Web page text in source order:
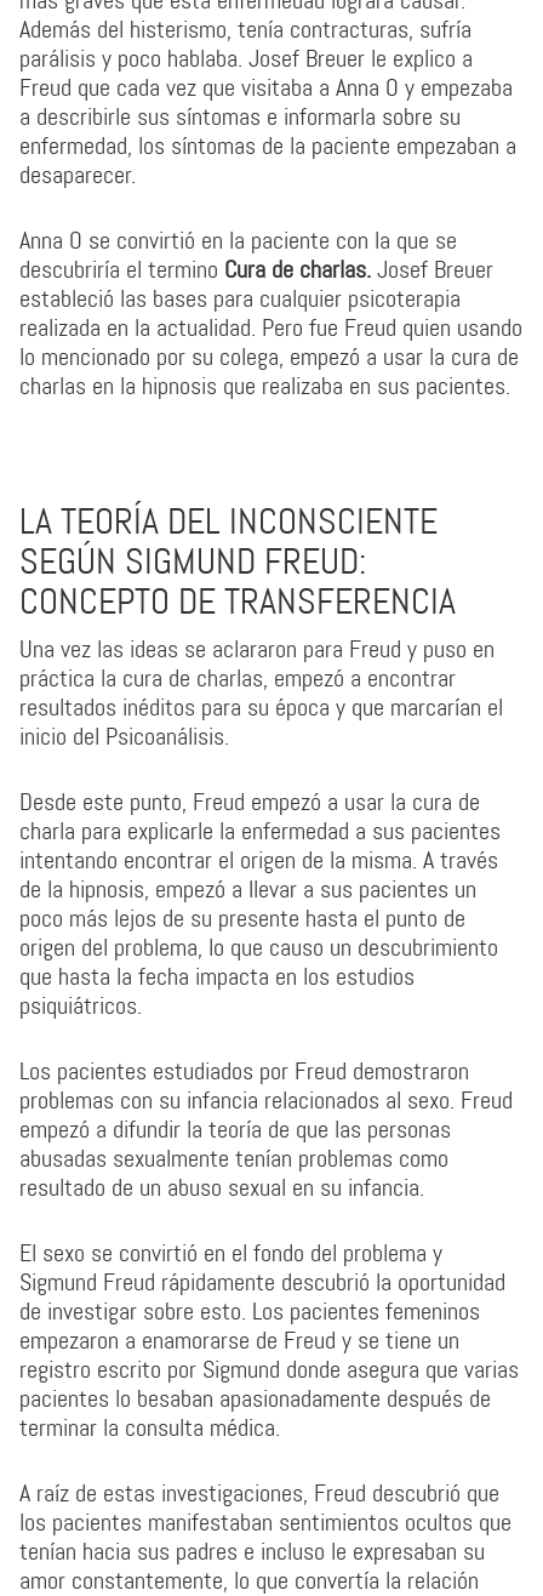
Además del histerismo, tenía contracturas, sufría
parálisis y poco hablaba. Josef Breuer le explico a
Freud que cada vez que visitaba a Anna O y empezaba
a describirle sus síntomas e informarla sobre su
enfermedad, los síntomas de la paciente empezaban a
desaparecer.
Anna O se convirtió en la paciente con la que se
descubriría el termino Cura de charlas.Josef Breuer
estableció las bases para cualquier psicoterapia
realizada en la actualidad. Pero fue Freud quien usando
lo mencionado por su colega, empezó a usar la cura de
charlas en la hipnosis que realizaba en sus pacientes.
LA TEORÍA DEL INCONSCIENTE
SEGÚN SIGMUND FREUD:
CONCEPTO DE TRANSFERENCIA
Una vez las ideas se aclararon para Freud y puso en
práctica la cura de charlas, empezó a encontrar
resultados inéditos para su época y que marcarían el
inicio del Psicoanálisis.
Desde este punto, Freud empezó a usar la cura de
charla para explicarle la enfermedad a sus pacientes
intentando encontrar el origen de la misma. A través
de la hipnosis, empezó a llevar a sus pacientes un
poco más lejos de su presente hasta el punto de
origen del problema, lo que causo un descubrimiento
que hasta la fecha impacta en los estudios
psiquiátricos.
Los pacientes estudiados por Freud demostraron
problemas con su infancia relacionados al sexo. Freud
empezó a difundir la teoría de que las personas
abusadas sexualmente tenían problemas como
resultado de un abuso sexual en su infancia.
El sexo se convirtió en el fondo del problema y
Sigmund Freud rápidamente descubrió la oportunidad
de investigar sobre esto. Los pacientes femeninos
empezaron a enamorarse de Freud y se tiene un
registro escrito por Sigmund donde asegura que varias
pacientes lo besaban apasionadamente después de
terminar la consulta médica.
A raíz de estas investigaciones, Freud descubrió que
los pacientes manifestaban sentimientos ocultos que
tenían hacia sus padres e incluso le expresaban su
amor constantemente, lo que convertía la relación